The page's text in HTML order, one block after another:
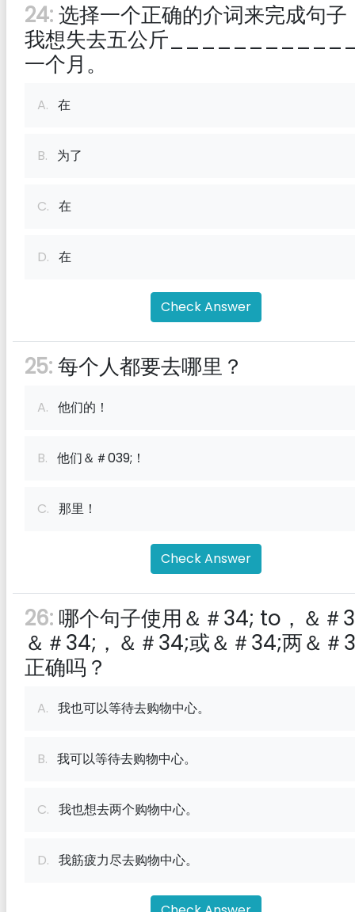
24:选择一个正确的介词来完成句子
我想失去五公斤
一个月。
A. 在
B. 为了
C. 在
D. 在
Check Answer
25:每个人都要去哪里？
A. 他们的！
B. 他们＆＃039;！
C. 那里！
Check Answer
26: 哪个句子使用＆＃34; to，＆＃
＆＃34;，＆＃34;或＆＃34;两＆＃
正确吗？
A. 我也可以等待去购物中心。
B. 我可以等待去购物中心。
C. 我也想去两个购物中心。
D. 我筋疲力尽去购物中心。